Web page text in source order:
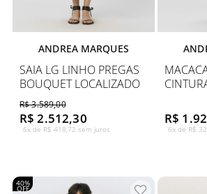
ANDREA MARQUES
SAIA LG LINHO PREGAS
BOUQUET LOCALIZADO
R$ 3.589,00
R$ 2.512,30
6x de R$ 418,72 sem juros
R$
6x de R$
40%
OFF